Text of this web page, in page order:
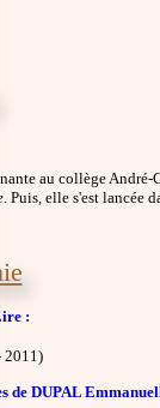
au collège
. Puis, elle s'est lancée
:
2011)
de DUPAL